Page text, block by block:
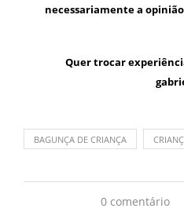
necessariamente a
Quer trocar
BAGUNÇA DE CRIANÇA
0 comentário